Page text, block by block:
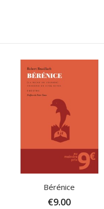
Bérénice
€9.00